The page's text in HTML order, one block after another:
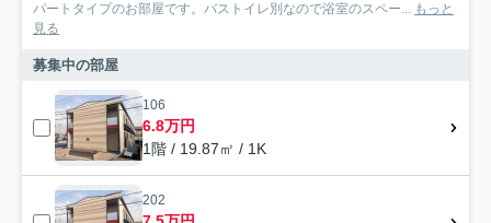
パートタイプのお部屋です。バストイレ別なので浴室のスペー... もっと
見る
募集中の部屋
106
6.8万円
1階 / 19.87㎡ / 1K
202